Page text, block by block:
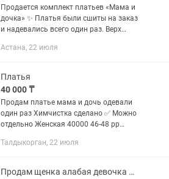
Продается комплект платьев «Мама и
дочка» ✨ Платья были сшиты на заказ
и надевались всего один раз. Верх
подкладе, низ — из дорогого, пышного
Астана, 22 июля
Платья
40 000 ₸
Продам платье мама и дочь одевали
один раз Химчистка сделано ✅ Можно
отдельно Женская 40000 46-48 рр
Талдыкорган, 22 июля
Продам щенка алабая девочка Панда